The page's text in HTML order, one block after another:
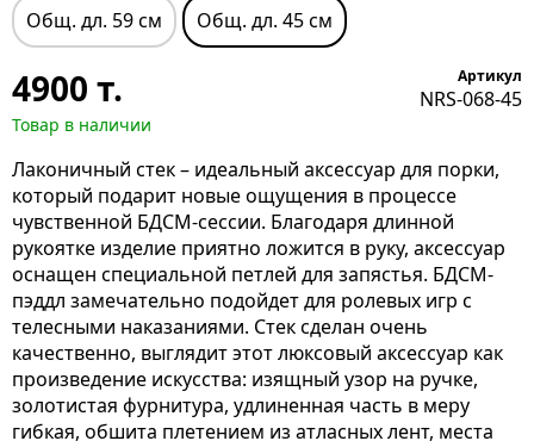
Общ. дл. 59 см Общ. дл. 45 см
4900 т.
Товар в наличии
Артикул
NRS-068-45
Лаконичный стек – идеальный аксессуар для порки,
который подарит новые ощущения в процессе
чувственной БДСМ-сессии. Благодаря длинной
рукоятке изделие приятно ложится в руку, аксессуар
оснащен специальной петлей для запястья. БДСМ-
пэддл замечательно подойдет для ролевых игр с
телесными наказаниями. Стек сделан очень
качественно, выглядит этот люксовый аксессуар как
произведение искусства: изящный узор на ручке,
золотистая фурнитура, удлиненная часть в меру
гибкая, обшита плетением из атласных лент, места